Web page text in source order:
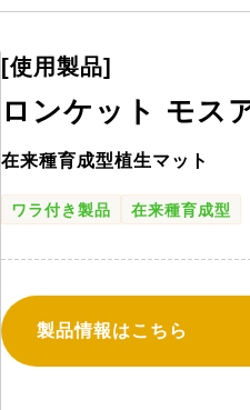
[使用製品]
ロンケット モス
在来種育成型植生マット
ワラ付き製品 在来種育成型
製品情報はこちら